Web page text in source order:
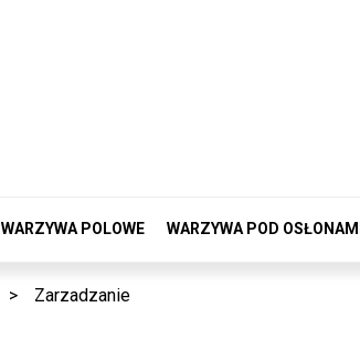
WARZYWA POLOWE WARZYWA POD
> Zarzadzanie